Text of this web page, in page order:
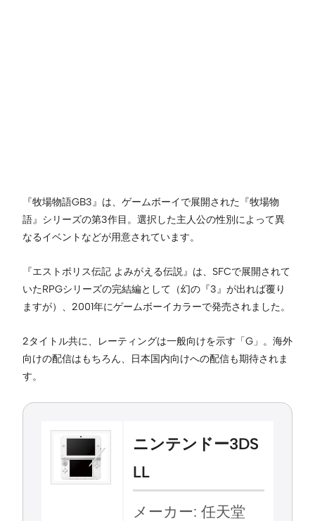
『牧場物語GB3』は、ゲームボーイで展開された『牧場物
語』シリーズの第3作目。選択した主人公の性別によって異
なるイベントなどが用意されています。
『エストポリス伝記 よみがえる伝説』は、SFCで展開されて
いたRPGシリーズの完結編として（幻の『3』が出れば覆り
ますが）、2001年にゲームボーイカラーで発売されました。
2タイトル共に、レーティングは一般向けを示す「G」。海外
向けの配信はもちろん、日本国内向けへの配信も期待されま
す。
ニンテンドー3DS
LL
メーカー: 任天堂